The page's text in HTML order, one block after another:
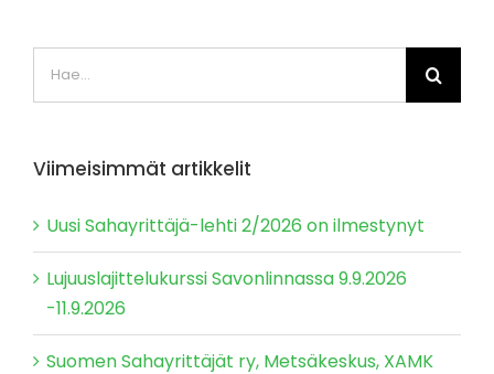
Viimeisimmät artikkelit
Uusi Sahayrittäjä-lehti 2/2026 on ilmestynyt
Lujuuslajittelukurssi Savonlinnassa 9.9.2026
-11.9.2026
Suomen Sahayrittäjät ry, Metsäkeskus, XAMK